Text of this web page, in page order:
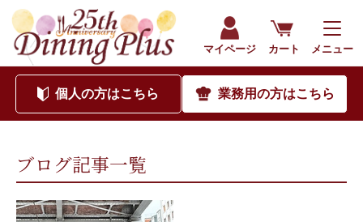
マイページ カート メニュー
個人の方はこちら 業務用の方はこちら
ブログ記事一覧